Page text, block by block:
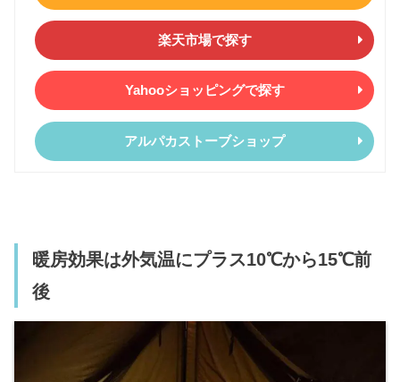
楽天市場で探す
Yahooショッピングで探す
アルパカストーブショップ
暖房効果は外気温にプラス10℃から15℃前
後